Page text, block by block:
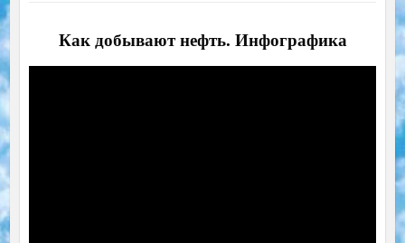
Как добывают нефть. Инфографика